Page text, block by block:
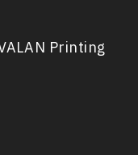
Printing